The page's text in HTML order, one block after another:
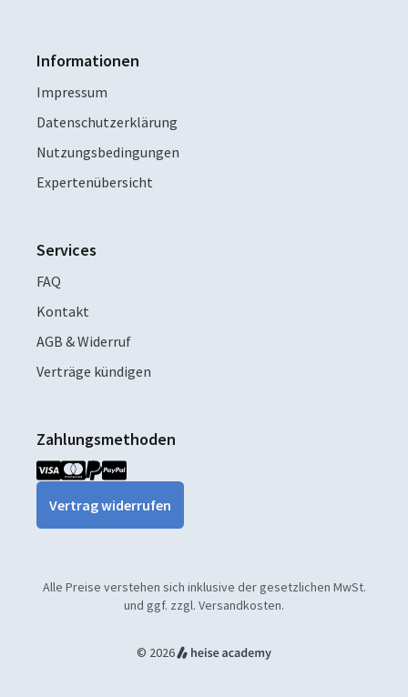
Informationen
Impressum
Datenschutzerklärung
Nutzungsbedingungen
Expertenübersicht
Services
FAQ
Kontakt
AGB & Widerruf
Verträge kündigen
Zahlungsmethoden
Vertrag widerrufen
© 2026
Alle Preise verstehen sich inklusive der gesetzlichen MwSt.
und ggf. zzgl. Versandkosten.